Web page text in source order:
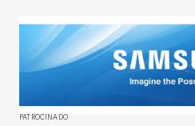
Tu dirección de correo
publicada.Los campos
marcados con*
Comment*
PATROCINADO